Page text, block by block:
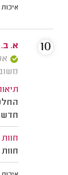
איכות
א. ב.
משוב: 19/05/
10